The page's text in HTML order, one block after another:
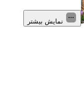
نمایش بیشتر